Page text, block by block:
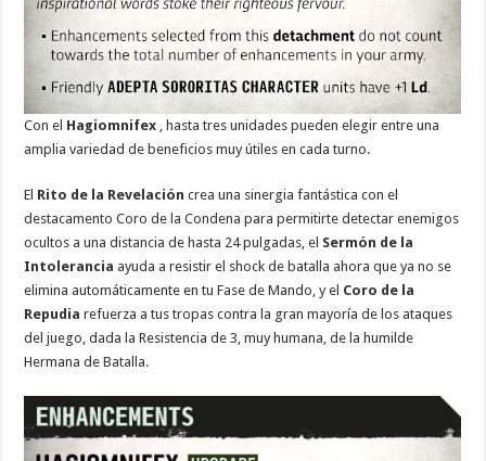
Con el Hagiomnifex , hasta tres unidades pueden elegir entre una
amplia variedad de beneficios muy útiles en cada turno.
El Rito de la Revelación crea una sinergia fantástica con el
destacamento Coro de la Condena para permitirte detectar enemigos
ocultos a una distancia de hasta 24 pulgadas, el Sermón de la
Intolerancia ayuda a resistir el shock de batalla ahora que ya no se
elimina automáticamente en tu Fase de Mando, y el Coro de la
Repudia refuerza a tus tropas contra la gran mayoría de los ataques
del juego, dada la Resistencia de 3, muy humana, de la humilde
Hermana de Batalla.